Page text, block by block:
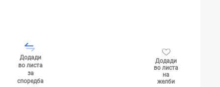
Додади
во листа
за
споредба
Додади
во листа
на
желби